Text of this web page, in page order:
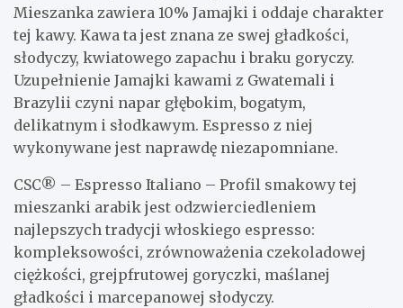
Mieszanka zawiera 10% Jamajki i oddaje charakter
tej kawy. Kawa ta jest znana ze swej gładkości,
słodyczy, kwiatowego zapachu i braku goryczy.
Uzupełnienie Jamajki kawami z Gwatemali i
Brazylii czyni napar głębokim, bogatym,
delikatnym i słodkawym. Espresso z niej
wykonywane jest naprawdę niezapomniane.
CSC® – Espresso Italiano – Profil smakowy tej
mieszanki arabik jest odzwierciedleniem
najlepszych tradycji włoskiego espresso:
kompleksowości, zrównoważenia czekoladowej
ciężkości, grejpfrutowej goryczki, maślanej
gładkości i marcepanowej słodyczy.